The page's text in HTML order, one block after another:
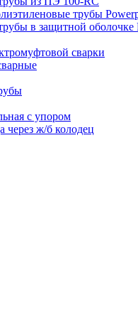
трубы
в защитной оболочке
сварки
с упором
через ж/б колодец